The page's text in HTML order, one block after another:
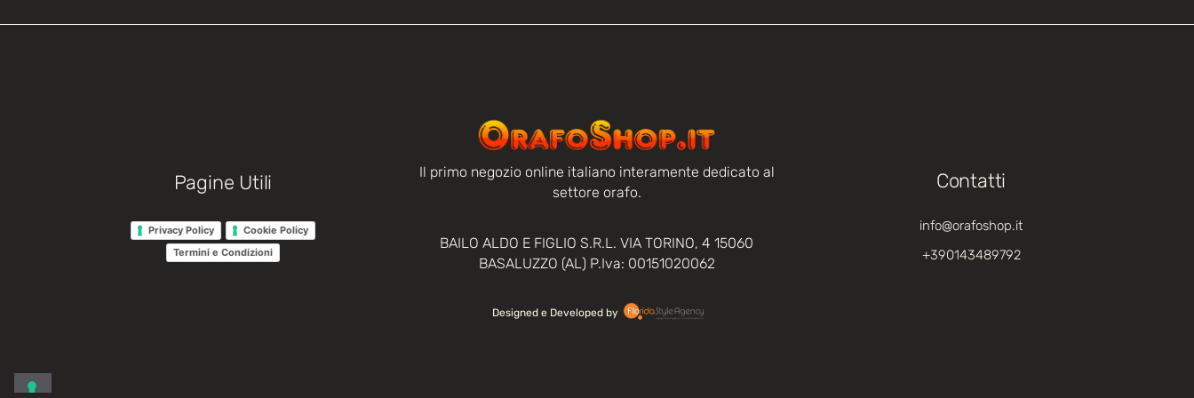
Pagine Utili
Privacy Policy
Cookie Policy
Termini e Condizioni
Il primo negozio online italiano interamente dedicato al
settore orafo.
BAILO ALDO E FIGLIO S.R.L. VIA TORINO, 4 15060
BASALUZZO (AL) P.Iva: 00151020062
Designed e Developed by‏‏‎ ‎
Contatti
info@orafoshop.it
+390143489792